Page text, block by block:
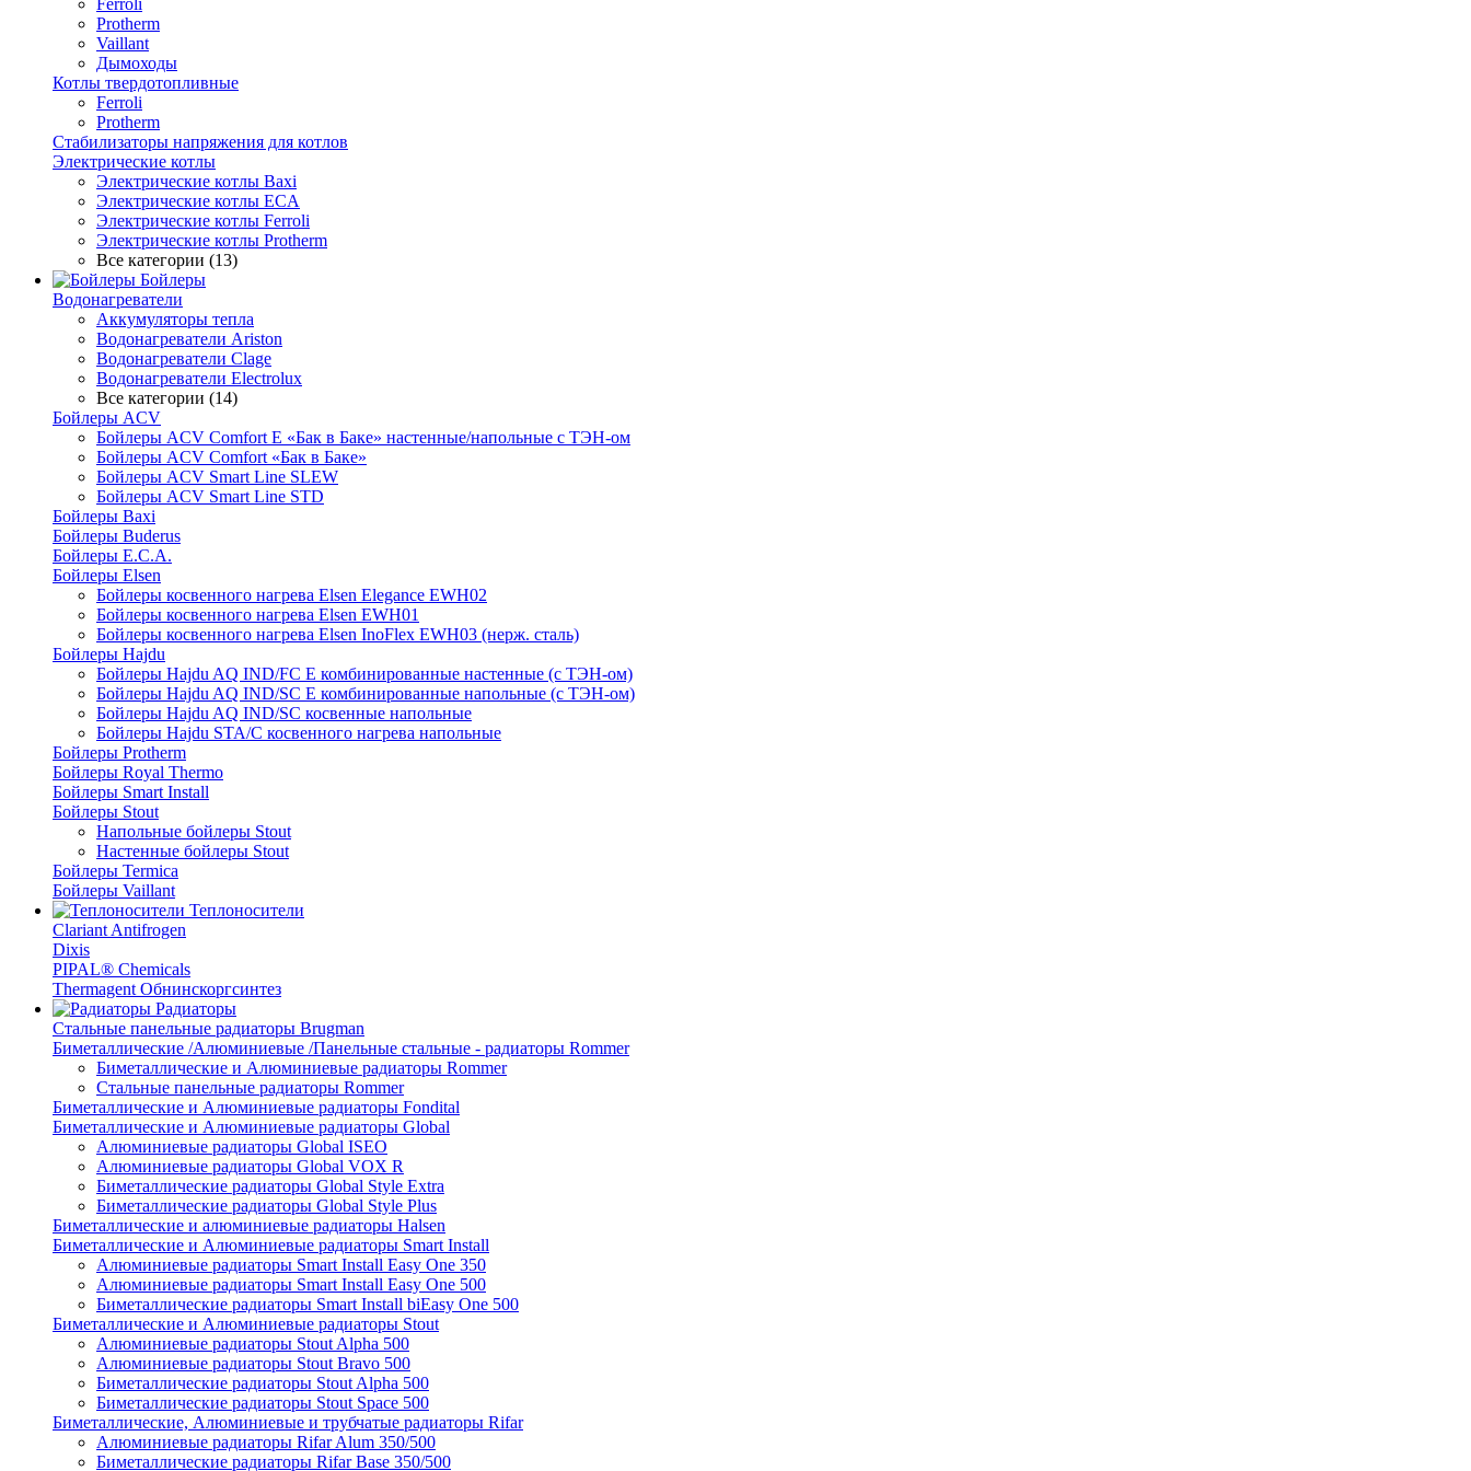
Ferroli
Protherm
Vaillant
Дымоходы
Котлы твердотопливные
Ferroli
Protherm
Стабилизаторы напряжения для котлов
Электрические котлы
Электрические котлы Baxi
Электрические котлы ECA
Электрические котлы Ferroli
Электрические котлы Protherm
Все категории (13)
Бойлеры
Водонагреватели
Аккумуляторы тепла
Водонагреватели Ariston
Водонагреватели Clage
Водонагреватели Electrolux
Все категории (14)
Бойлеры ACV
Бойлеры ACV Comfort E «Бак в Баке» настенные/напольные c ТЭН-ом
Бойлеры ACV Comfort «Бак в Баке»
Бойлеры ACV Smart Line SLEW
Бойлеры ACV Smart Line STD
Бойлеры Baxi
Бойлеры Buderus
Бойлеры E.C.A.
Бойлеры Elsen
Бойлеры косвенного нагрева Elsen Elegance EWH02
Бойлеры косвенного нагрева Elsen EWH01
Бойлеры косвенного нагрева Elsen InoFlex EWH03 (нерж. сталь)
Бойлеры Hajdu
Бойлеры Hajdu AQ IND/FC E комбинированные настенные (с ТЭН-ом)
Бойлеры Hajdu AQ IND/SC E комбинированные напольные (с ТЭН-ом)
Бойлеры Hajdu AQ IND/SC косвенные напольные
Бойлеры Hajdu STA/C косвенного нагрева напольные
Бойлеры Protherm
Бойлеры Royal Thermo
Бойлеры Smart Install
Бойлеры Stout
Напольные бойлеры Stout
Настенные бойлеры Stout
Бойлеры Termica
Бойлеры Vaillant
Теплоносители
Clariant Antifrogen
Dixis
PIPAL® Chemicals
Thermagent Обнинскоргсинтез
Радиаторы
Стальные панельные радиаторы Brugman
Биметаллические /Алюминиевые /Панельные стальные - радиаторы Rommer
Биметаллические и Алюминиевые радиаторы Rommer
Стальные панельные радиаторы Rommer
Биметаллические и Алюминиевые радиаторы Fondital
Биметаллические и Алюминиевые радиаторы Global
Алюминиевые радиаторы Global ISEO
Алюминиевые радиаторы Global VOX R
Биметаллические радиаторы Global Style Extra
Биметаллические радиаторы Global Style Plus
Биметаллические и алюминиевые радиаторы Halsen
Биметаллические и Алюминиевые радиаторы Smart Install
Алюминиевые радиаторы Smart Install Easy One 350
Алюминиевые радиаторы Smart Install Easy One 500
Биметаллические радиаторы Smart Install biEasy One 500
Биметаллические и Алюминиевые радиаторы Stout
Алюминиевые радиаторы Stout Alpha 500
Алюминиевые радиаторы Stout Bravo 500
Биметаллические радиаторы Stout Alpha 500
Биметаллические радиаторы Stout Space 500
Биметаллические, Алюминиевые и трубчатые радиаторы Rifar
Алюминиевые радиаторы Rifar Alum 350/500
Биметаллические радиаторы Rifar Base 350/500